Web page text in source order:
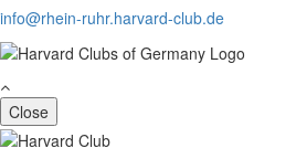
info@rhein-ruhr.harvard-club.de
Close